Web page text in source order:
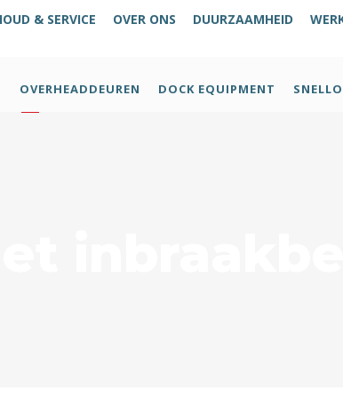
& SERVICE OVER ONS DUURZAAMHEID
OVERHEADDEUREN DOCK EQUIPMENT